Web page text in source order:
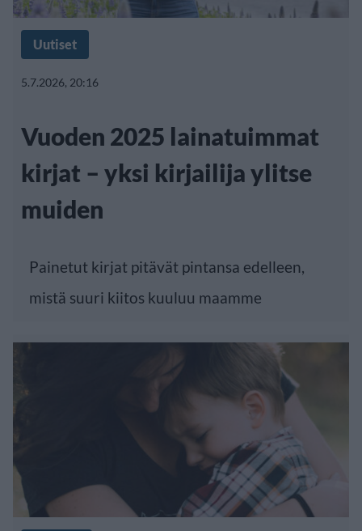
Uutiset
5.7.2026, 20:16
Vuoden 2025 lainatuimmat
kirjat – yksi kirjailija ylitse
muiden
Painetut kirjat pitävät pintansa edelleen,
mistä suuri kiitos kuuluu maamme